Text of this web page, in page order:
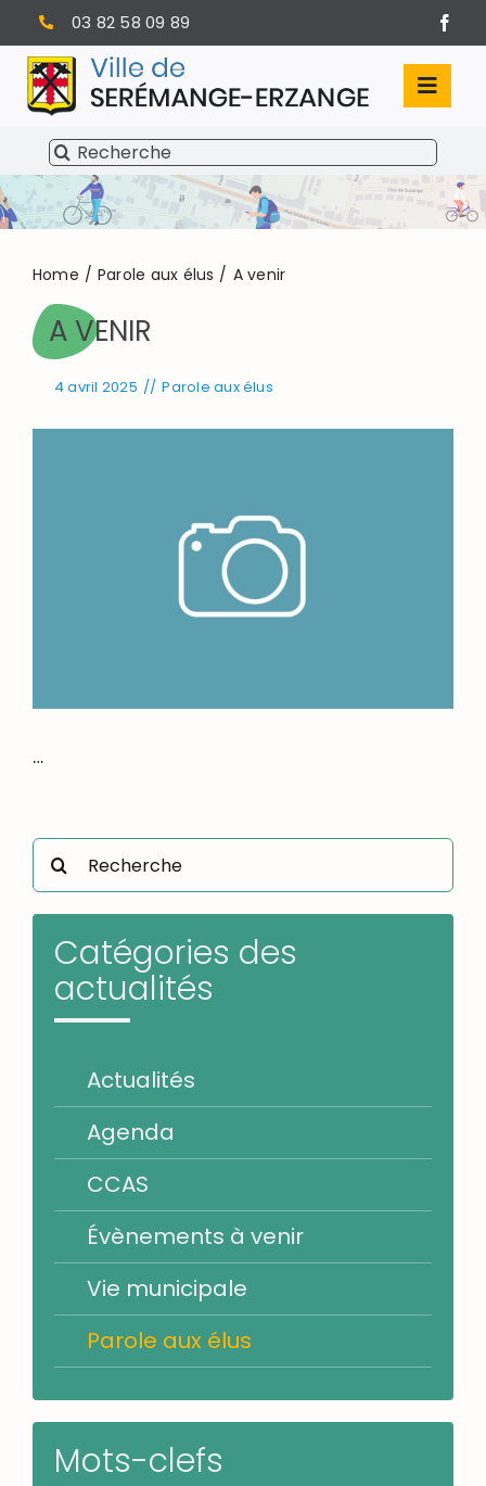
Passer
au
contenu
03 82 58 09 89
SÉRÉMANGE-ERZANGE
VIE MUNICIPALE
VIVRE À SERÉMANGE-ERZANGE
INFOS PRATIQUES
Rechercher:
Home Parole aux élus A venir
A VENIR
4 avril 2025 // Parole aux élus
…
Rechercher:
Catégories des
actualités
Actualités
Agenda
CCAS
Évènements à venir
Vie municipale
Parole aux élus
Mots-clefs